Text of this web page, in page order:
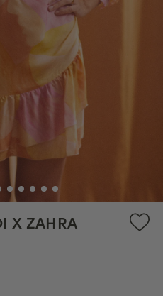
X ZAHRA